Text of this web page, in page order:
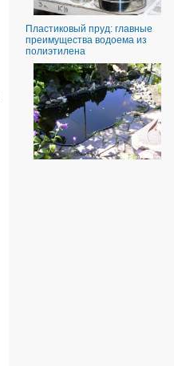
Пластиковый пруд: главные
преимущества водоема из
полиэтилена